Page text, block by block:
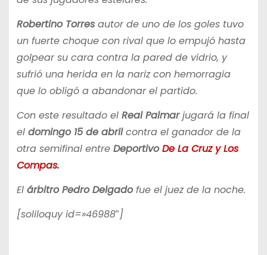
Robertino Torresautor de uno de los goles tuvo
un fuerte choque con rival que lo empujó hasta
golpear su cara contra la pared de vidrio, y
sufrió una herida en la nariz con hemorragia
que lo obligó a abandonar el partido.
Con este resultado el Real Palmarjugará la final
eldomingo 15 de abrilcontra el ganador de la
otra semifinal entreDeportivo De La Cruz y Los
Compas.
El árbitro Pedro Delgadofue el juez de la noche.
[soliloquy id=»46988″]